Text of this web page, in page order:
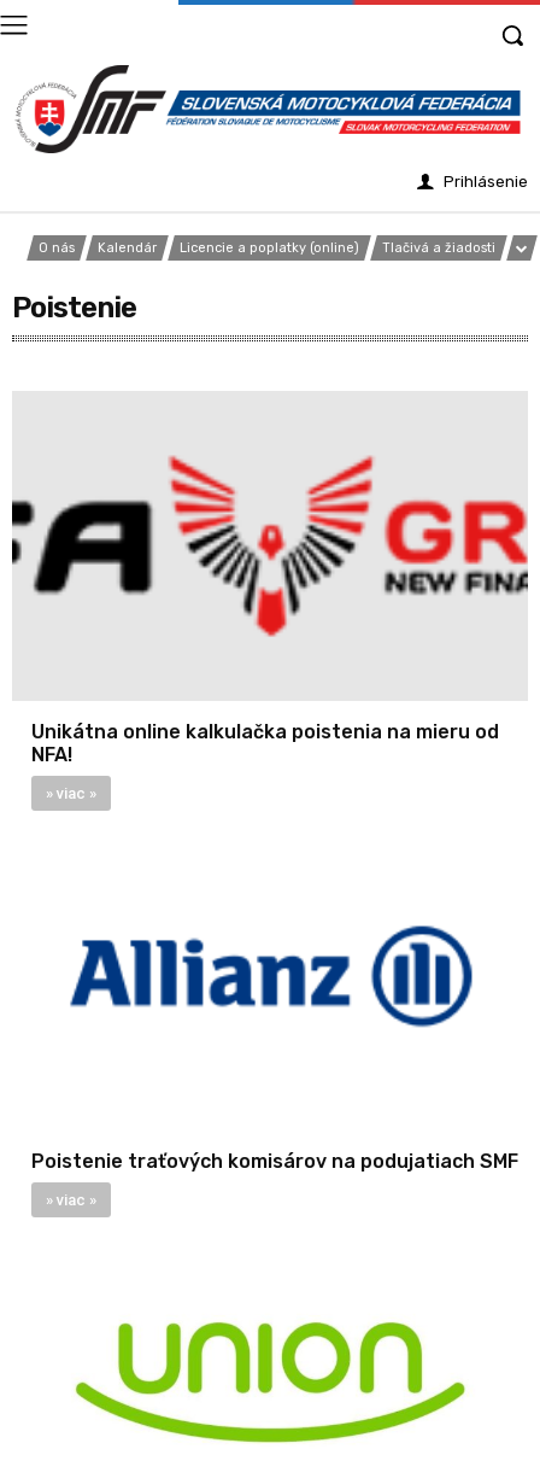
Prihlásenie
O nás Kalendár Licencie a poplatky (online) Tlačivá a žiadosti
Poistenie
Unikátna online kalkulačka poistenia na mieru od
NFA!
» viac »
Poistenie traťových komisárov na podujatiach SMF
» viac »